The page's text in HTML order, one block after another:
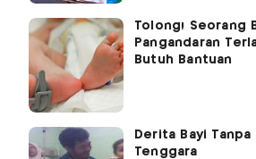
Tolong! Seorang
Pangandaran
Butuh Bantuan
Derita Bayi Tanpa
Tenggara